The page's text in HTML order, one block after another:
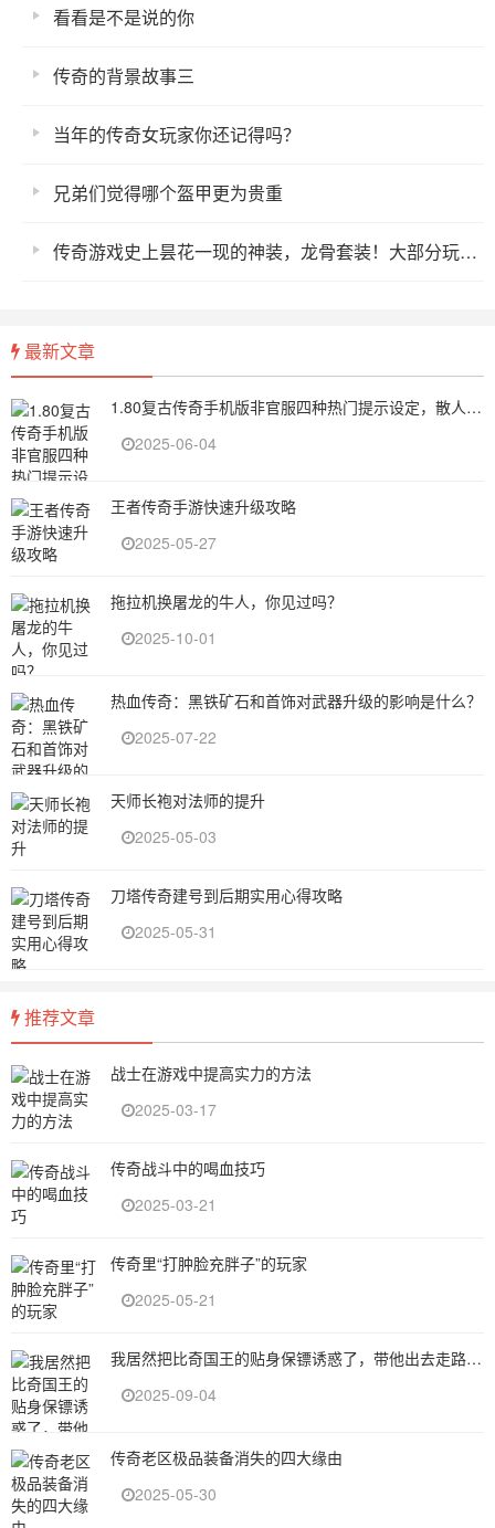
看看是不是说的你
传奇的背景故事三
当年的传奇女玩家你还记得吗？
兄弟们觉得哪个盔甲更为贵重
传奇游戏史上昙花一现的神装，龙骨套装！大部分玩家都不知道
最新文章
1.80复古传奇手机版非官服四种热门提示设定，散人太难了
2025-06-04
王者传奇手游快速升级攻略
2025-05-27
拖拉机换屠龙的牛人，你见过吗？
2025-10-01
热血传奇：黑铁矿石和首饰对武器升级的影响是什么？
2025-07-22
天师长袍对法师的提升
2025-05-03
刀塔传奇建号到后期实用心得攻略
2025-05-31
推荐文章
战士在游戏中提高实力的方法
2025-03-17
传奇战斗中的喝血技巧
2025-03-21
传奇里“打肿脸充胖子”的玩家
2025-05-21
我居然把比奇国王的贴身保镖诱惑了，带他出去走路都带风啊
2025-09-04
传奇老区极品装备消失的四大缘由
2025-05-30